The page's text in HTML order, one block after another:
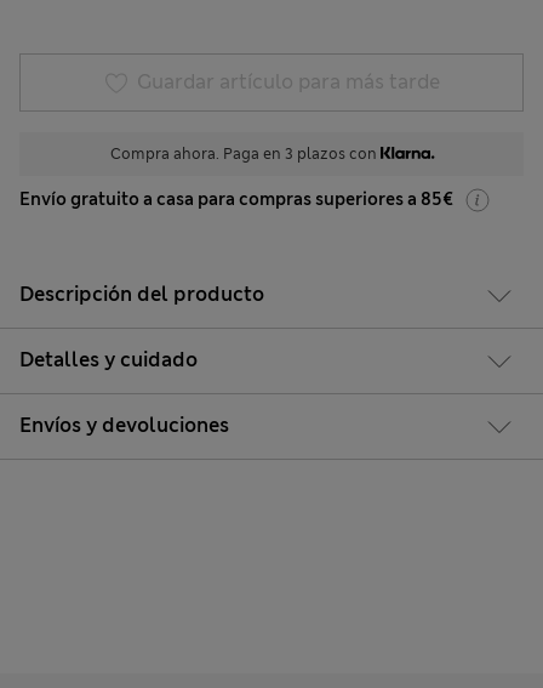
Guardar artículo para más tarde
Compra ahora. Paga en 3 plazos con
Envío gratuito a casa para compras superiores a 85€
Descripción del producto
Detalles y cuidado
Envíos y devoluciones